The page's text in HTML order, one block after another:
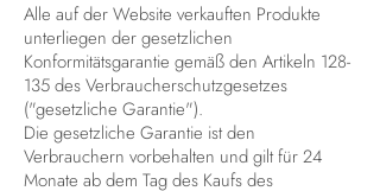
Alle auf der Website verkauften Produkte
unterliegen der gesetzlichen
Konformitätsgarantie gemäß den Artikeln 128-
135 des Verbraucherschutzgesetzes
("gesetzliche Garantie").
Die gesetzliche Garantie ist den
Verbrauchern vorbehalten und gilt für 24
Monate ab dem Tag des Kaufs des